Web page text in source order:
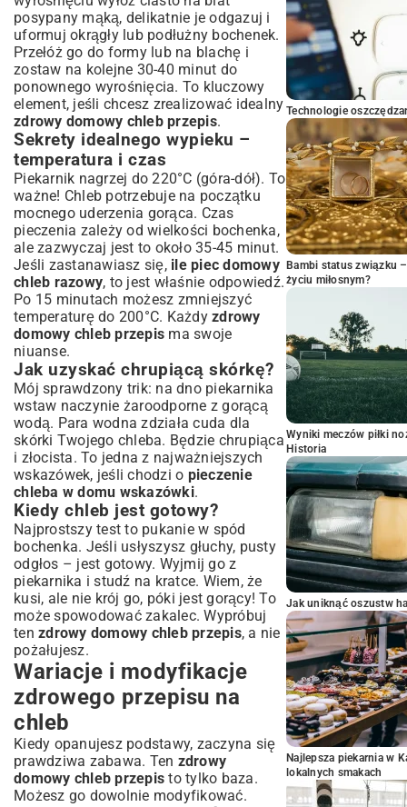
posypany mąką, delikatnie je odgazuj i
uformuj okrągły lub podłużny bochenek.
Przełóż go do formy lub na blachę i
zostaw na kolejne 30-40 minut do
ponownego wyrośnięcia. To kluczowy
element, jeśli chcesz zrealizować idealny
zdrowy domowy chleb przepis.
Sekrety idealnego wypieku –
temperatura i czas
Piekarnik nagrzej do 220°C (góra-dół). To
ważne! Chleb potrzebuje na początku
mocnego uderzenia gorąca. Czas
pieczenia zależy od wielkości bochenka,
ale zazwyczaj jest to około 35-45 minut.
Jeśli zastanawiasz się, ile piec domowy
chleb razowy, to jest właśnie odpowiedź.
Po 15 minutach możesz zmniejszyć
temperaturę do 200°C. Każdy zdrowy
domowy chleb przepis ma swoje
niuanse.
Jak uzyskać chrupiącą skórkę?
Mój sprawdzony trik: na dno piekarnika
wstaw naczynie żaroodporne z gorącą
wodą. Para wodna zdziała cuda dla
skórki Twojego chleba. Będzie chrupiąca
i złocista. To jedna z najważniejszych
wskazówek, jeśli chodzi o pieczenie
chleba w domu wskazówki.
Kiedy chleb jest gotowy?
Najprostszy test to pukanie w spód
bochenka. Jeśli usłyszysz głuchy, pusty
odgłos – jest gotowy. Wyjmij go z
piekarnika i studź na kratce. Wiem, że
kusi, ale nie krój go, póki jest gorący! To
może spowodować zakalec. Wypróbuj
ten zdrowy domowy chleb przepis, a nie
pożałujesz.
Wariacje i modyfikacje
zdrowego przepisu na
chleb
Kiedy opanujesz podstawy, zaczyna się
prawdziwa zabawa. Ten zdrowy
domowy chleb przepis to tylko baza.
Możesz go dowolnie modyfikować.
Technologie
Bambi status związku
życiu miłosnym?
Wyniki meczów piłki
Historia
Jak uniknąć oszustw
Najlepsza piekarnia w
lokalnych smakach